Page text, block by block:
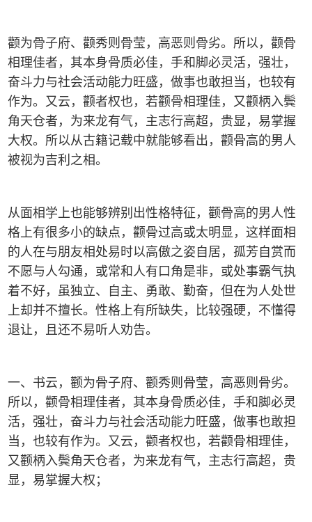
颧为骨子府、颧秀则骨莹，高恶则骨劣。所以，颧骨
相理佳者，其本身骨质必佳，手和脚必灵活，强壮，
奋斗力与社会活动能力旺盛，做事也敢担当，也较有
作为。又云，颧者权也，若颧骨相理佳，又颧柄入鬓
角天仓者，为来龙有气，主志行高超，贵显，易掌握
大权。所以从古籍记载中就能够看出，颧骨高的男人
被视为吉利之相。
从面相学上也能够辨别出性格特征，颧骨高的男人性
格上有很多小的缺点，颧骨过高或太明显，这样面相
的人在与朋友相处易时以高傲之姿自居，孤芳自赏而
不愿与人勾通，或常和人有口角是非，或处事霸气执
着不好，虽独立、自主、勇敢、勤奋，但在为人处世
上却并不擅长。性格上有所缺失，比较强硬，不懂得
退让，且还不易听人劝告。
一、书云，颧为骨子府、颧秀则骨莹，高恶则骨劣。
所以，颧骨相理佳者，其本身骨质必佳，手和脚必灵
活，强壮，奋斗力与社会活动能力旺盛，做事也敢担
当，也较有作为。又云，颧者权也，若颧骨相理佳，
又颧柄入鬓角天仓者，为来龙有气，主志行高超，贵
显，易掌握大权；